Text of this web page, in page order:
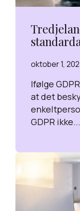
oktober 1,
Ifølge
at det
GDPR ikke...